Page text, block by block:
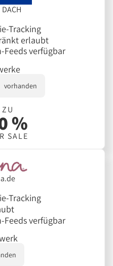
Tracking
erlaubt
verfügbar
vorhanden
%
SALE
Tracking
verfügbar